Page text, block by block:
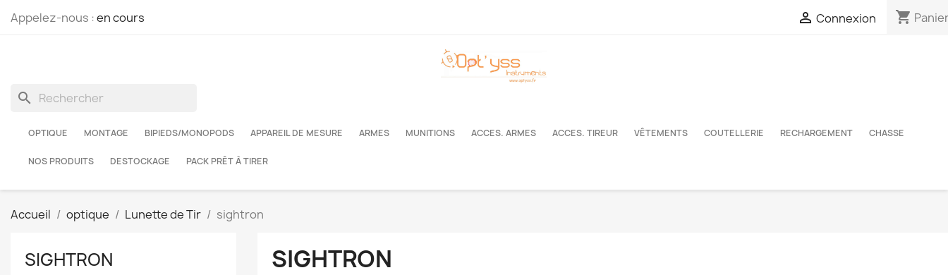
Appelez-nous :en cours  Connexion shopping_cart
search
OPTIQUE MONTAGE BIPIEDS/MONOPODS APPAREIL DE MESURE ARMES MUNITIONS ACCES. ARMES ACCES. TIREUR VÊTEMENTS COUTELLERIE RECHARGEMENT CHASSE
NOS PRODUITS DESTOCKAGE PACK PRÊT À TIRER
Accueil optique Lunette de Tir sightron
SIGHTRON SIGHTRON